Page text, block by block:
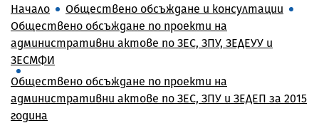
Начало
Обществено обсъждане и консултации
Обществено обсъждане по проекти на
административни актове по ЗЕС, ЗПУ, ЗЕДЕУУ и
ЗЕСМФИ
Обществено обсъждане по проекти на
административни актове по ЗЕС, ЗПУ и ЗЕДЕП за 2015
година